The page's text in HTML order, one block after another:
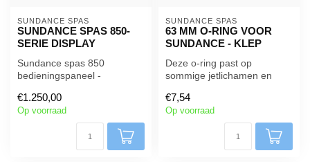
SUNDANCE SPAS
SUNDANCE SPAS 850-
SERIE DISPLAY
Sundance spas 850
bedieningspaneel -
€1.250,00
Op voorraad
SUNDANCE SPAS
63 MM O-RING VOOR
SUNDANCE - KLEP
Deze o-ring past op
sommige jetlichamen en
de wisselk...
€7,54
Op voorraad